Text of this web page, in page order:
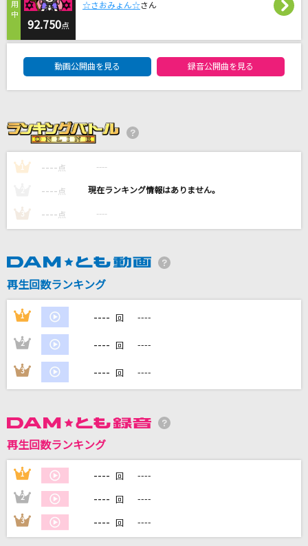
なぜ？謎？！ANSWER
[生音]幸せ
back number
夜來香(日本語ヴァージョン)
テレサ・テン
夢をあきらめないで
岡村孝子
SOUL LOVE
オドループ
フレデリック
DAMの新曲・ランキングなど
DAMに会員登録・ログインして
カラオケをもっと楽しもう！
92.750点
☆さおみょん☆さん
動画公開曲を見る 録音公開曲を見る
1 ---- 点 ----
---- 点 ----
3 ---- 点 ----
再生回数ランキング
1 ---- 回 ----
2 ---- 回 ----
3 ---- 回 ----
再生回数ランキング
1 ---- 回 ----
2 ---- 回 ----
3 ---- 回 ----